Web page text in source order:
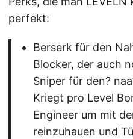
perfekt:
Berserk für den
Blocker, der auch
Sniper für den?
Kriegt pro Level
Engineer um mit
reinzuhauen und